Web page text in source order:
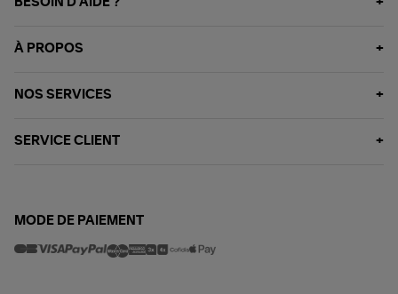
BESOIN D'AIDE ?
À PROPOS
NOS SERVICES
SERVICE CLIENT
MODE DE PAIEMENT